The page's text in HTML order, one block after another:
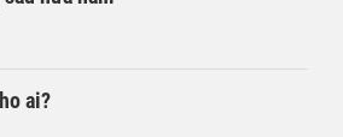
ai?